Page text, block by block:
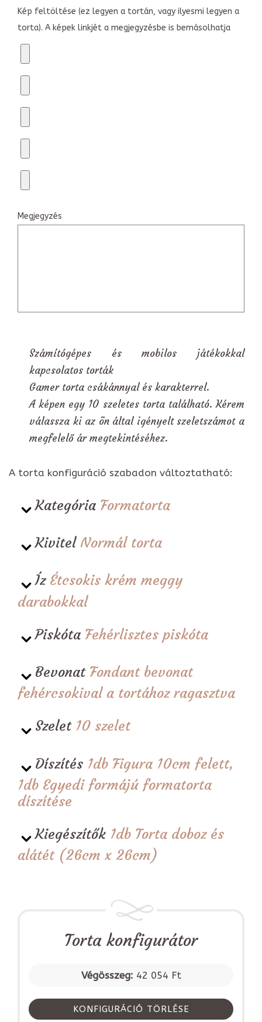
Kép feltöltése (ez legyen a tortán, vagy ilyesmi legyen a
torta). A képek linkjét a megjegyzésbe is bemásolhatja
Megjegyzés
Számítógépes és mobilos játékokkal
kapcsolatos torták
Gamer torta csákánnyal és karakterrel.
A képen egy 10 szeletes torta található. Kérem
válassza ki az ön által igényelt szeletszámot a
megfelelő ár megtekintéséhez.
A torta konfiguráció szabadon változtatható:
Kategória Formatorta
Kivitel Normál torta
Íz Étcsokis krém meggy
darabokkal
Piskóta Fehérlisztes piskóta
Bevonat Fondant bevonat
fehércsokival a tortához ragasztva
Szelet 10 szelet
Díszítés 1db Figura 10cm felett,
1db Egyedi formájú formatorta
díszítése
Kiegészítők 1db Torta doboz és
alátét (26cm x 26cm)
Torta konfigurátor
Végösszeg: 42 054 Ft
KONFIGURÁCIÓ TÖRLÉSE